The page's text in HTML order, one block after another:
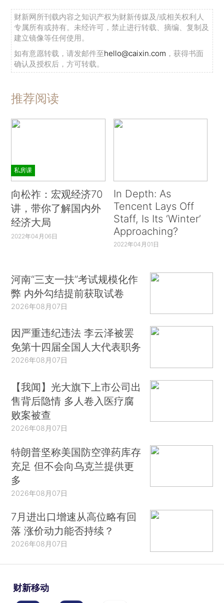
财新网所刊载内容之知识产权为财新传媒及/或相关权利人
专属所有或持有。未经许可，禁止进行转载、摘编、复制及
建立镜像等任何使用。
如有意愿转载，请发邮件至hello@caixin.com ，获得书面
确认及授权后，方可转载。
推荐阅读
私房课
向松祚：宏观经济70
讲，带你了解国内外
经济大局
2022年04月06日
In Depth: As
Tencent Lays Off
Staff, Is Its ‘Winter’
Approaching?
2022年04月01日
河南“三支一扶”考试规模化作
弊 内外勾结提前获取试卷
2026年08月07日
因严重违纪违法 李云泽被罢
免第十四届全国人大代表职务
2026年08月07日
【我闻】光大旗下上市公司出
售背后隐情 多人卷入医疗腐
败案被查
2026年08月07日
特朗普坚称美国防空弹药库存
充足 但不会向乌克兰提供更
多
2026年08月07日
7月进出口增速从高位略有回
落 涨价动力能否持续？
2026年08月07日
财新移动